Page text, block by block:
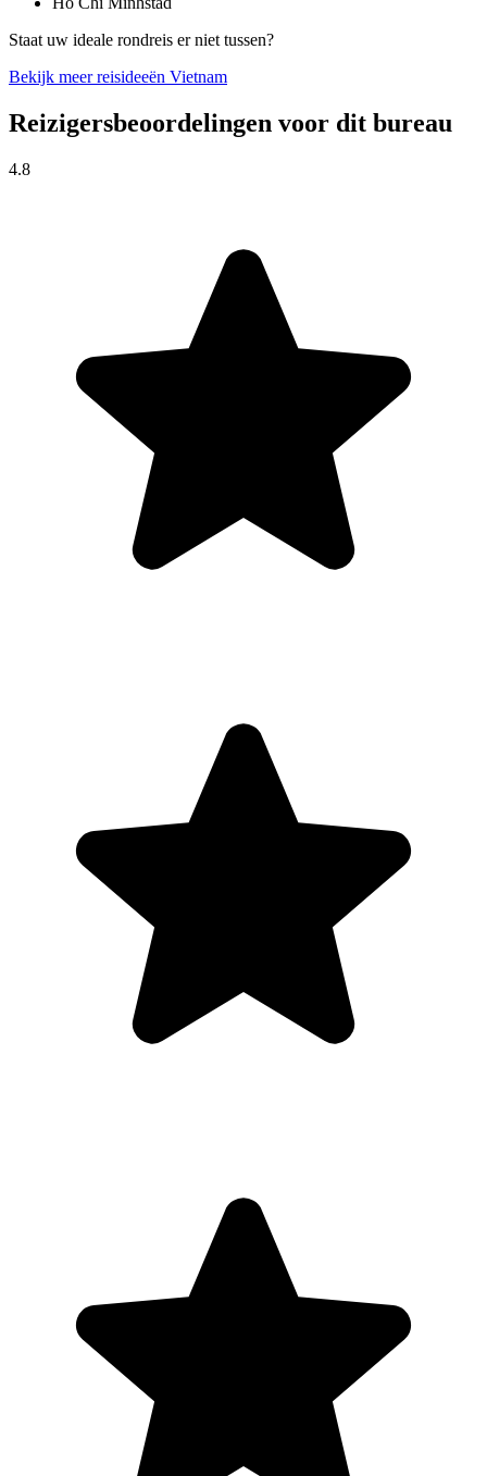
Staat uw ideale rondreis er niet tussen?
Bekijk meer reisideeën Vietnam
Reizigersbeoordelingen voor dit bureau
4.8